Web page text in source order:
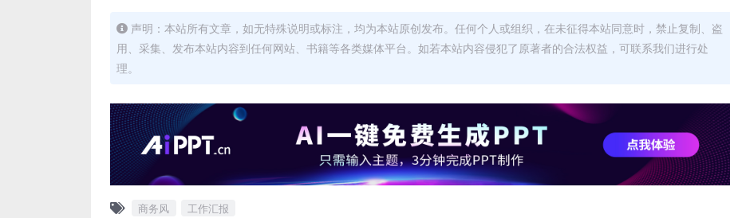
声明：本站所有文章，如无特殊说明或标注，均为本站原创发布。任何个人或组织，在未征得本站同意时，禁止复制、盗
用、采集、发布本站内容到任何网站、书籍等各类媒体平台。如若本站内容侵犯了原著者的合法权益，可联系我们进行处
理。
商务风 工作汇报